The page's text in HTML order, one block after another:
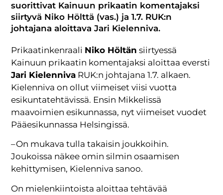
suorittivat Kainuun prikaatin komentajaksi
siirtyvä Niko Hölttä (vas.) ja 1.7. RUK:n
johtajana aloittava Jari Kielenniva.
Prikaatinkenraali Niko Höltän siirtyessä
Kainuun prikaatin komentajaksi aloittaa eversti
Jari Kielenniva RUK:n johtajana 1.7. alkaen.
Kielenniva on ollut viimeiset viisi vuotta
esikuntatehtävissä. Ensin Mikkelissä
maavoimien esikunnassa, nyt viimeiset vuodet
Pääesikunnassa Helsingissä.
– On mukava tulla takaisin joukkoihin.
Joukoissa näkee omin silmin osaamisen
kehittymisen, Kielenniva sanoo.
On mielenkiintoista aloittaa tehtävää